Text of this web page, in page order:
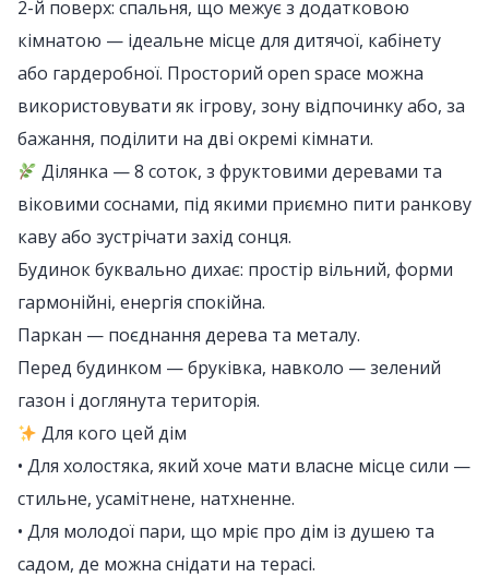
2-й поверх: спальня, що межує з додатковою
кімнатою — ідеальне місце для дитячої, кабінету
або гардеробної. Просторий open space можна
використовувати як ігрову, зону відпочинку або, за
бажання, поділити на дві окремі кімнати.
Ділянка — 8 соток, з фруктовими деревами та
віковими соснами, під якими приємно пити ранкову
каву або зустрічати захід сонця.
Будинок буквально дихає: простір вільний, форми
гармонійні, енергія спокійна.
Паркан — поєднання дерева та металу.
Перед будинком — бруківка, навколо — зелений
газон і доглянута територія.
Для кого цей дім
• Для холостяка, який хоче мати власне місце сили —
стильне, усамітнене, натхненне.
• Для молодої пари, що мріє про дім із душею та
садом, де можна снідати на терасі.